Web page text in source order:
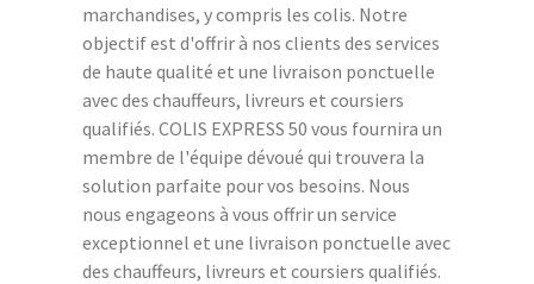
marchandises, y compris les colis. Notre
objectif est d'offrir à nos clients des services
de haute qualité et une livraison ponctuelle
avec des chauffeurs, livreurs et coursiers
qualifiés. COLIS EXPRESS 50 vous fournira un
membre de l'équipe dévoué qui trouvera la
solution parfaite pour vos besoins. Nous
nous engageons à vous offrir un service
exceptionnel et une livraison ponctuelle avec
des chauffeurs, livreurs et coursiers qualifiés.